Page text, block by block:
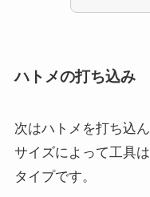
ハトメの打ち込み
次はハトメを打ち込
サイズによって工具
タイプです。